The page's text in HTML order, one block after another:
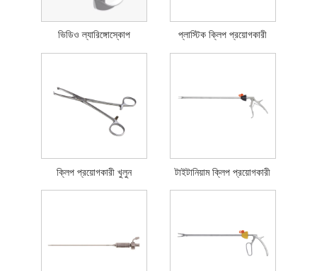
ভিডিও ল্যারিঙ্গোস্কোপ প্লাস্টিক ক্লিপ প্রয়োগকারী
ক্লিপ প্রয়োগকারী খুলুন টাইটানিয়াম ক্লিপ প্রয়োগকারী